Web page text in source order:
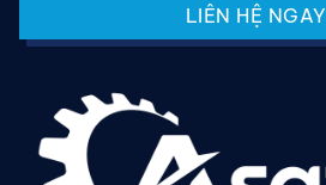
LIÊN HỆ NGAY